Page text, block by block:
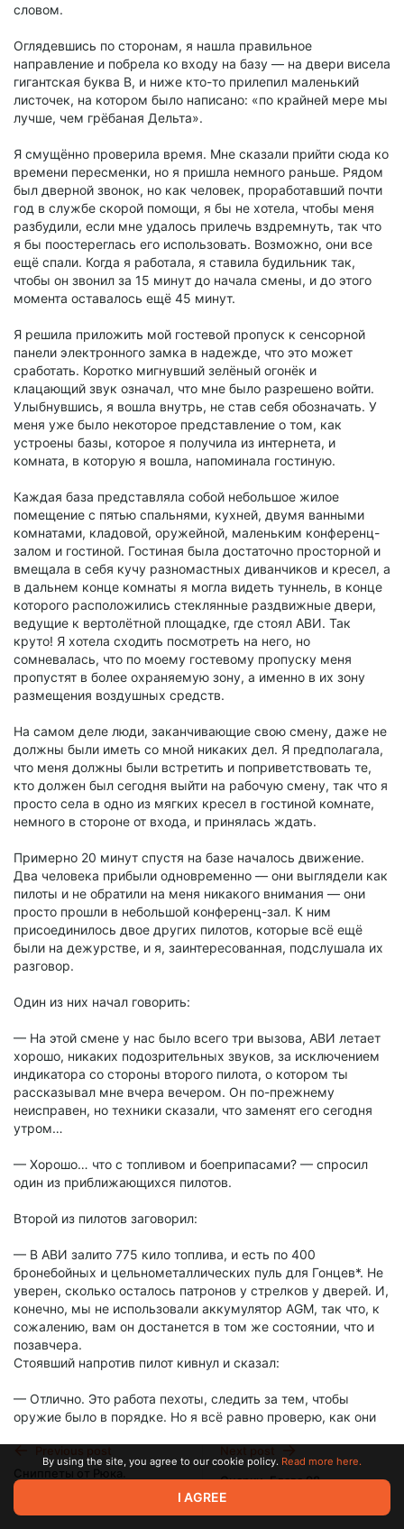
словом.
Оглядевшись по сторонам, я нашла правильное
направление и побрела ко входу на базу — на двери висела
гигантская буква B, и ниже кто-то прилепил маленький
листочек, на котором было написано: «по крайней мере мы
лучше, чем грёбаная Дельта».
Я смущённо проверила время. Мне сказали прийти сюда ко
времени пересменки, но я пришла немного раньше. Рядом
был дверной звонок, но как человек, проработавший почти
год в службе скорой помощи, я бы не хотела, чтобы меня
разбудили, если мне удалось прилечь вздремнуть, так что
я бы поостереглась его использовать. Возможно, они все
ещё спали. Когда я работала, я ставила будильник так,
чтобы он звонил за 15 минут до начала смены, и до этого
момента оставалось ещё 45 минут.
Я решила приложить мой гостевой пропуск к сенсорной
панели электронного замка в надежде, что это может
сработать. Коротко мигнувший зелёный огонёк и
клацающий звук означал, что мне было разрешено войти.
Улыбнувшись, я вошла внутрь, не став себя обозначать. У
меня уже было некоторое представление о том, как
устроены базы, которое я получила из интернета, и
комната, в которую я вошла, напоминала гостиную.
Каждая база представляла собой небольшое жилое
помещение с пятью спальнями, кухней, двумя ванными
комнатами, кладовой, оружейной, маленьким конференц-
залом и гостиной. Гостиная была достаточно просторной и
вмещала в себя кучу разномастных диванчиков и кресел, а
в дальнем конце комнаты я могла видеть туннель, в конце
которого расположились стеклянные раздвижные двери,
ведущие к вертолётной площадке, где стоял АВИ. Так
круто! Я хотела сходить посмотреть на него, но
сомневалась, что по моему гостевому пропуску меня
пропустят в более охраняемую зону, а именно в их зону
размещения воздушных средств.
На самом деле люди, заканчивающие свою смену, даже не
должны были иметь со мной никаких дел. Я предполагала,
что меня должны были встретить и поприветствовать те,
кто должен был сегодня выйти на рабочую смену, так что я
просто села в одно из мягких кресел в гостиной комнате,
немного в стороне от входа, и принялась ждать.
Примерно 20 минут спустя на базе началось движение.
Два человека прибыли одновременно — они выглядели как
пилоты и не обратили на меня никакого внимания — они
просто прошли в небольшой конференц-зал. К ним
присоединилось двое других пилотов, которые всё ещё
были на дежурстве, и я, заинтересованная, подслушала их
разговор.
Один из них начал говорить:
— На этой смене у нас было всего три вызова, АВИ летает
хорошо, никаких подозрительных звуков, за исключением
индикатора со стороны второго пилота, о котором ты
рассказывал мне вчера вечером. Он по-прежнему
неисправен, но техники сказали, что заменят его сегодня
утром…
— Хорошо… что с топливом и боеприпасами? — спросил
один из приближающихся пилотов.
Второй из пилотов заговорил:
— В АВИ залито 775 кило топлива, и есть по 400
бронебойных и цельнометаллических пуль для Гонцев*. Не
уверен, сколько осталось патронов у стрелков у дверей. И,
конечно, мы не использовали аккумулятор AGM, так что, к
сожалению, вам он достанется в том же состоянии, что и
позавчера.
Стоявший напротив пилот кивнул и сказал:
— Отлично. Это работа пехоты, следить за тем, чтобы
оружие было в порядке. Но я всё равно проверю, как они
Моё подслушивание прервал мужчина, который уставился
на меня с удивлением — из всех вещей он был одет в
пижаму.
Придумывать Хорошие
Головная Боль (Червь/
Jul 17 2025 05:47
Снарки. Глава 98.
By using the site, you agree to our cookie policy. Read more here.
I AGREE